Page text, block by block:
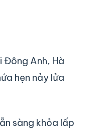
Đông Anh, Hà
hẹn nảy lửa
sàng khỏa lấp